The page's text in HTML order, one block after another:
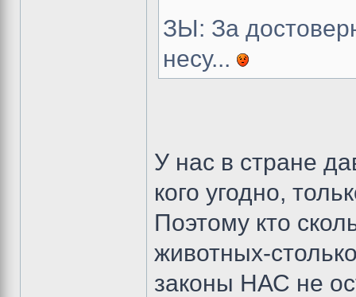
ЗЫ: За
несу...
У нас в стране
кого угодно,
Поэтому кто
животных-
законы НАС не